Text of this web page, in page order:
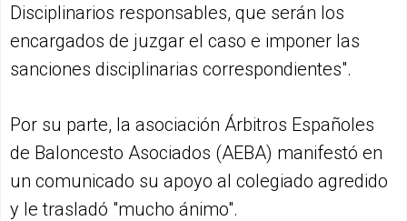
Disciplinarios responsables, que serán los
encargados de juzgar el caso e imponer las
sanciones disciplinarias correspondientes".
Por su parte, la asociación Árbitros Españoles
de Baloncesto Asociados (AEBA) manifestó en
un comunicado su apoyo al colegiado agredido
y le trasladó "mucho ánimo".